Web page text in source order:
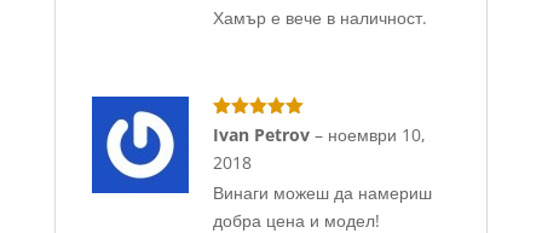
Хамър е вече в наличност.
Оценено с
5 от 5
Ivan Petrov – ноември 10,
2018
Винаги можеш да намериш
добра цена и модел!